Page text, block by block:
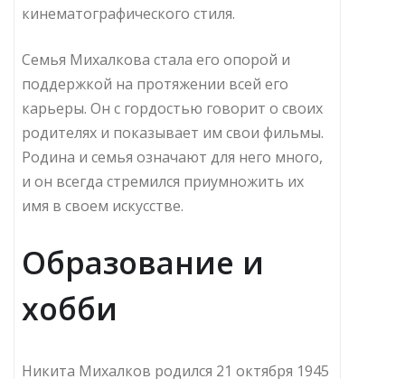
кинематографического стиля.
Семья Михалкова стала его опорой и
поддержкой на протяжении всей его
карьеры. Он с гордостью говорит о своих
родителях и показывает им свои фильмы.
Родина и семья означают для него много,
и он всегда стремился приумножить их
имя в своем искусстве.
Образование и
хобби
Никита Михалков родился 21 октября 1945